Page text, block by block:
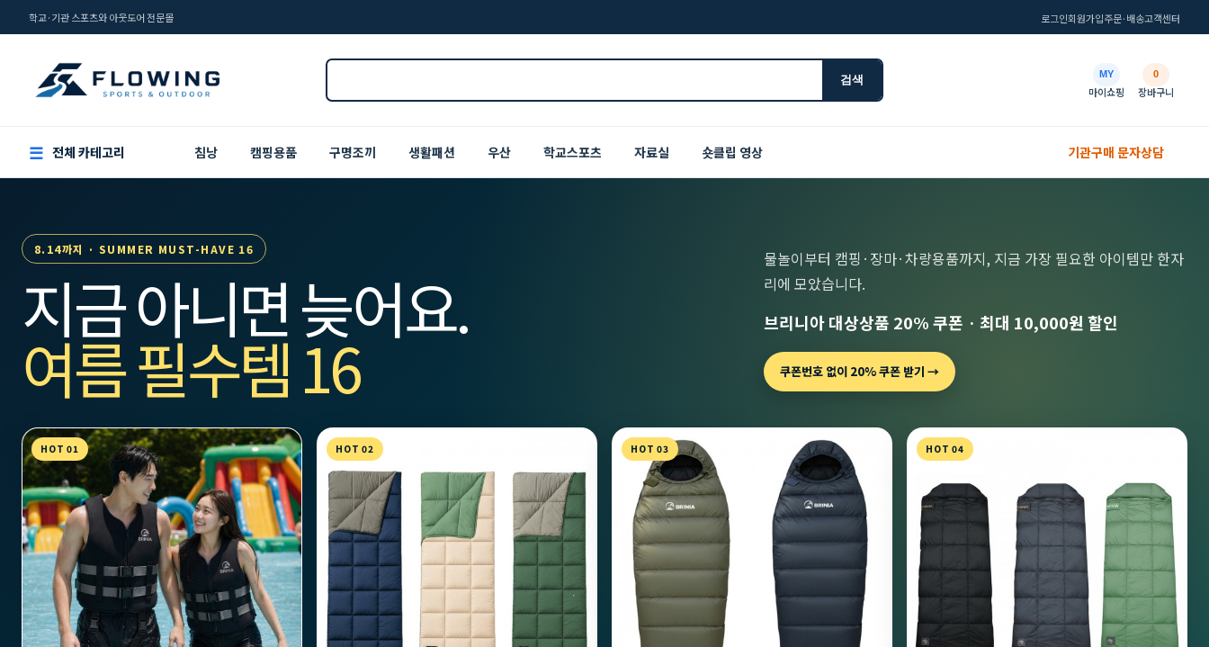
학교·기관 스포츠와 아웃도어 전문몰 로그인회원가입주문·배송고객센터
검색 MY
마이쇼핑
0
장바구니
☰ 전체 카테고리 침낭 캠핑용품 구명조끼 생활패션 우산 학교스포츠 자료실 숏클립 영상 기관구매 문자상담
8.14까지 · SUMMER MUST-HAVE 16
지금 아니면 늦어요.
여름 필수템 16
물놀이부터 캠핑·장마·차량용품까지, 지금 가장 필요한 아이템만 한자
리에 모았습니다.
브리니아 대상상품 20% 쿠폰 · 최대 10,000원 할인
쿠폰번호 없이 20% 쿠폰 받기 →
HOT 01 HOT 02 HOT 03 HOT 04